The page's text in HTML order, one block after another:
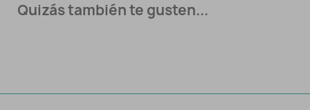
Quizás también te gusten...